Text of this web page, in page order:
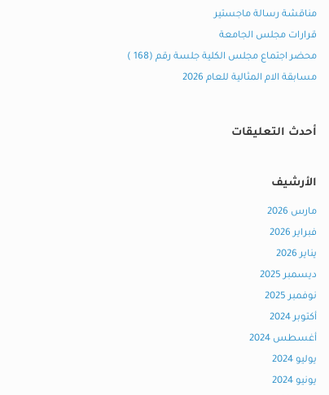
مناقشة رسالة ماجستير
قرارات مجلس الجامعة
محضر اجتماع مجلس الكلية جلسة رقم (168 )
مسابقة الام المثالية للعام 2026
أحدث التعليقات
الأرشيف
مارس 2026
فبراير 2026
يناير 2026
ديسمبر 2025
نوفمبر 2025
أكتوبر 2024
أغسطس 2024
يوليو 2024
يونيو 2024